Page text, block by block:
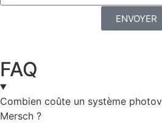
ENVOYER
FAQ
Combien coûte un système
Mersch ?